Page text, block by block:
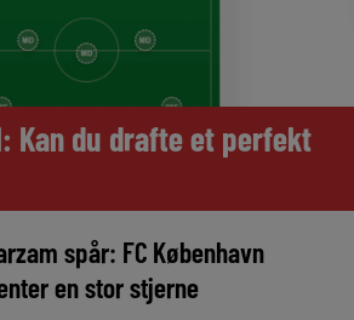
Kan du drafte et perfekt
spår: FC København
en stor stjerne